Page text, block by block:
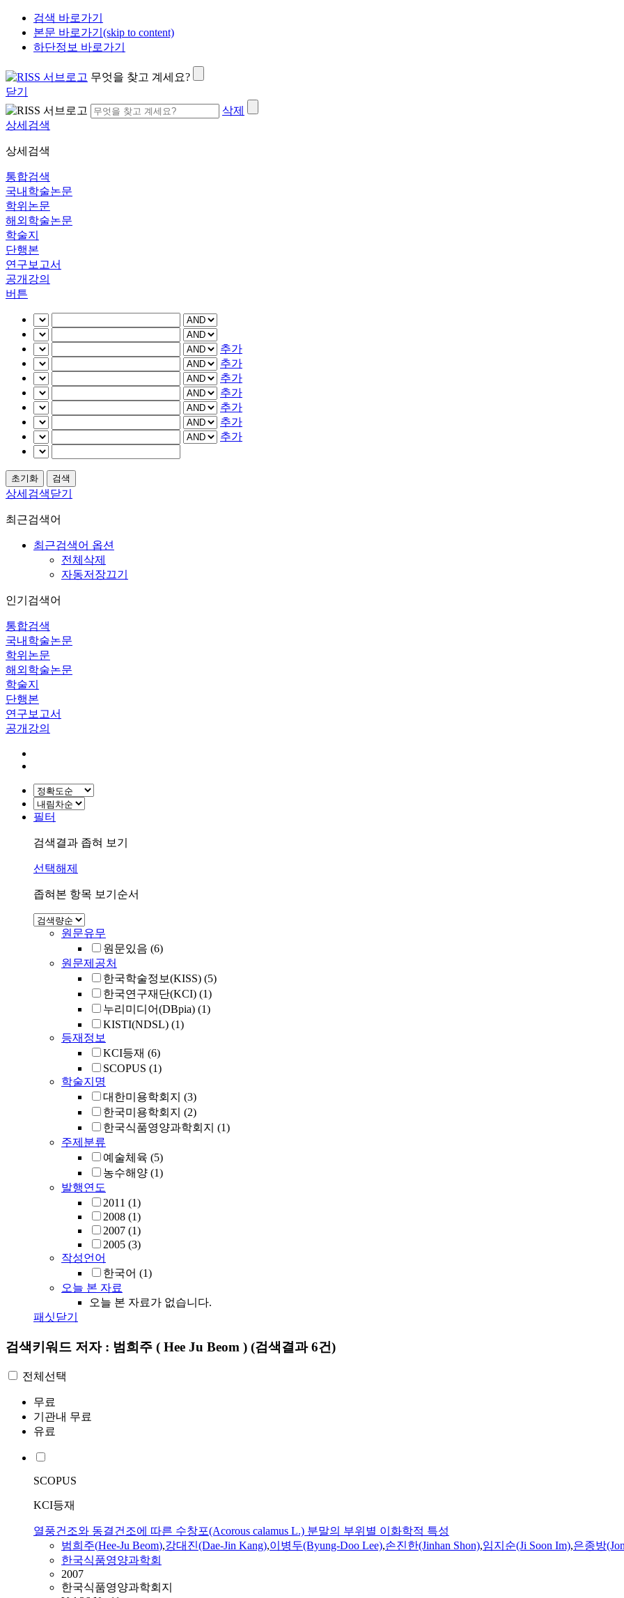
검색 바로가기
본문 바로가기(skip to content)
하단정보 바로가기
무엇을 찾고 계세요?
닫기
삭제
상세검색
상세검색
통합검색
국내학술논문
학위논문
해외학술논문
학술지
단행본
연구보고서
공개강의
버튼
추가
추가
추가
추가
추가
추가
추가
상세검색닫기
최근검색어
최근검색어 옵션
전체삭제
자동저장끄기
인기검색어
통합검색
국내학술논문
학위논문
해외학술논문
학술지
단행본
연구보고서
공개강의
필터
검색결과 좁혀 보기
선택해제
좁혀본 항목 보기순서
원문유무
원문있음 (6)
원문제공처
한국학술정보(KISS) (5)
한국연구재단(KCI) (1)
누리미디어(DBpia) (1)
KISTI(NDSL) (1)
등재정보
KCI등재 (6)
SCOPUS (1)
학술지명
대한미용학회지 (3)
한국미용학회지 (2)
한국식품영양과학회지 (1)
주제분류
예술체육 (5)
농수해양 (1)
발행연도
2011 (1)
2008 (1)
2007 (1)
2005 (3)
작성언어
한국어 (1)
오늘 본 자료
오늘 본 자료가 없습니다.
패싯닫기
검색키워드 저자 : 범희주 ( Hee Ju Beom ) (검색결과 6건)
전체선택
무료
기관내 무료
유료
SCOPUS
KCI등재
열풍건조와 동결건조에 따른 수창포(Acorous calamus L.) 분말의 부위별 이화학적 특성
범희주(Hee-Ju Beom),강대진(Dae-Jin Kang),이병두(Byung-Doo Lee),손진한(Jinhan Shon),임지순(Ji Soon Im),은종방
한국식품영양과학회
2007
한국식품영양과학회지